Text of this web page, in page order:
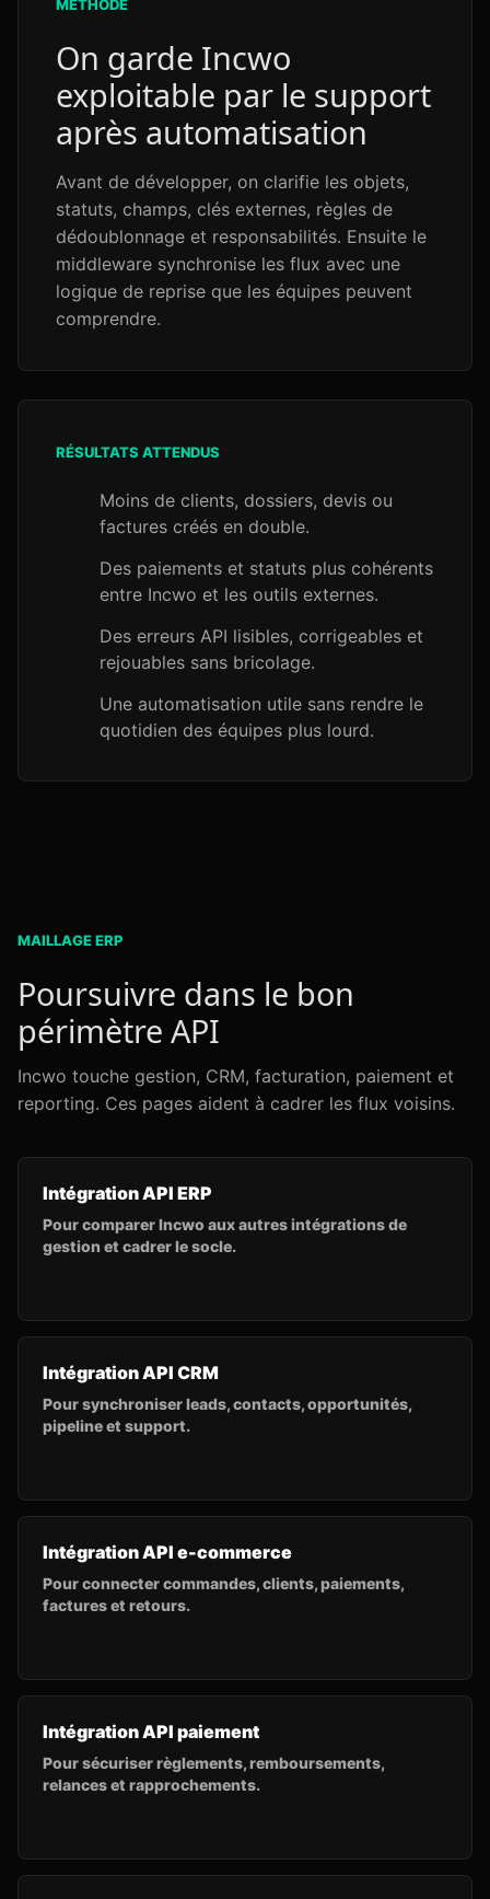
MÉTHODE
On garde Incwo
exploitable par le support
après automatisation
Avant de développer, on clarifie les objets,
statuts, champs, clés externes, règles de
dédoublonnage et responsabilités. Ensuite le
middleware synchronise les flux avec une
logique de reprise que les équipes peuvent
comprendre.
RÉSULTATS ATTENDUS
Moins de clients, dossiers, devis ou
factures créés en double.
Des paiements et statuts plus cohérents
entre Incwo et les outils externes.
Des erreurs API lisibles, corrigeables et
rejouables sans bricolage.
Une automatisation utile sans rendre le
quotidien des équipes plus lourd.
MAILLAGE ERP
Poursuivre dans le bon
périmètre API
Incwo touche gestion, CRM, facturation, paiement et
reporting. Ces pages aident à cadrer les flux voisins.
Intégration API ERP
Pour comparer Incwo aux autres intégrations de
gestion et cadrer le socle.
Intégration API CRM
Pour synchroniser leads, contacts, opportunités,
pipeline et support.
Intégration API e-commerce
Pour connecter commandes, clients, paiements,
factures et retours.
Intégration API paiement
Pour sécuriser règlements, remboursements,
relances et rapprochements.